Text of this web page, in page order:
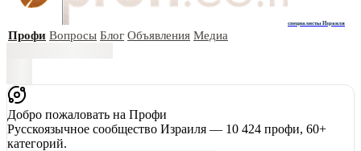
специалисты Израиля
Профи Вопросы Блог Объявления Медиа
Добро пожаловать на Профи
Русскоязычное сообщество Израиля — 10 424 профи, 60+
категорий.